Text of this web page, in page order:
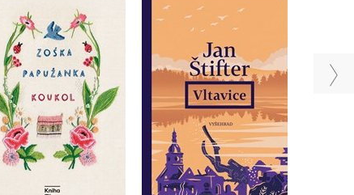
Koukol
Zoska Papuzanka
Do košíku
375 Kč
Vltavice
Jan Štifter
Do košíku
449 Kč
359 Kč